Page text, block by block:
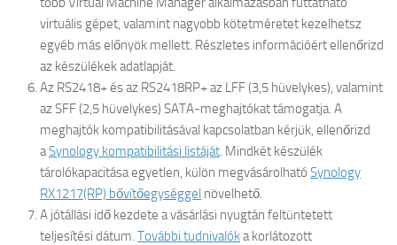
virtuális gépet, valamint nagyobb kötetméretet kezelhetsz
egyéb más előnyök mellett. Részletes információért ellenőrizd
az készülékek adatlapját.
Az RS2418+ és az RS2418RP+ az LFF (3,5 hüvelykes), valamint
az SFF (2,5 hüvelykes) SATA-meghajtókat támogatja. A
meghajtók kompatibilitásával kapcsolatban kérjük, ellenőrizd
aSynology kompatibilitási listáját. Mindkét készülék
tárolókapacitása egyetlen, külön megvásárolható Synology
RX1217(RP) bővítőegységgel növelhető.
A jótállási idő kezdete a vásárlási nyugtán feltüntetett
teljesítési dátum. További tudnivalóka korlátozott